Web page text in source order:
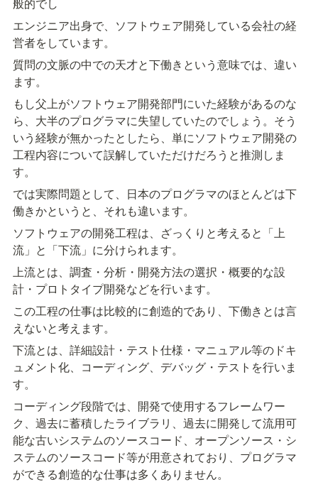
エンジニア出身で、ソフトウェア開発している会社の経
営者をしています。
質問の文脈の中での天才と下働きという意味では、違い
ます。
もし父上がソフトウェア開発部門にいた経験があるのな
ら、大半のプログラマに失望していたのでしょう。そう
いう経験が無かったとしたら、単にソフトウェア開発の
工程内容について誤解していただけだろうと推測しま
す。
では実際問題として、日本のプログラマのほとんどは下
働きかというと、それも違います。
ソフトウェアの開発工程は、ざっくりと考えると「上
流」と「下流」に分けられます。
上流とは、調査・分析・開発方法の選択・概要的な設
計・プロトタイプ開発などを行います。
この工程の仕事は比較的に創造的であり、下働きとは言
えないと考えます。
下流とは、詳細設計・テスト仕様・マニュアル等のドキ
ュメント化、コーディング、デバッグ・テストを行いま
す。
コーディング段階では、開発で使用するフレームワー
ク、過去に蓄積したライブラリ、過去に開発して流用可
能な古いシステムのソースコード、オープンソース・シ
ステムのソースコード等が用意されており、プログラマ
ができる創造的な仕事は多くありません。